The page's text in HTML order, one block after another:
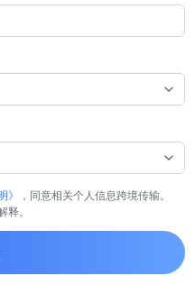
》
，同意相关个人信息跨境传输。
。